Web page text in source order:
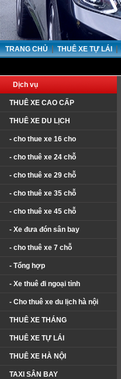
TRANG CHỦ | THUÊ XE TỰ LÁI |
Dịch vụ
THUÊ XE CAO CẤP
THUÊ XE DU LỊCH
- cho thue xe 16 cho
- cho thuê xe 24 chỗ
- cho thuê xe 29 chỗ
- cho thuê xe 35 chỗ
- cho thuê xe 45 chỗ
- Xe đưa đón sân bay
- cho thuê xe 7 chỗ
- Tổng hợp
- Xe thuê đi ngoại tỉnh
- Cho thuê xe du lịch hà nội
THUÊ XE THÁNG
THUÊ XE TỰ LÁI
THUÊ XE HÀ NỘI
TAXI SÂN BAY